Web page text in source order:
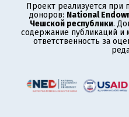
Проект реализуется
доноров: National
Чешской республики.
содержание публикаций и
ответственность за